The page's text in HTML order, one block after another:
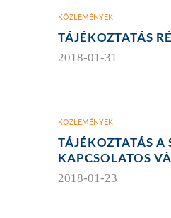
KÖZLEMÉNYEK
TÁJÉKOZTATÁS
2018-01-31
KÖZLEMÉNYEK
TÁJÉKOZTATÁS A
KAPCSOLATOS
2018-01-23